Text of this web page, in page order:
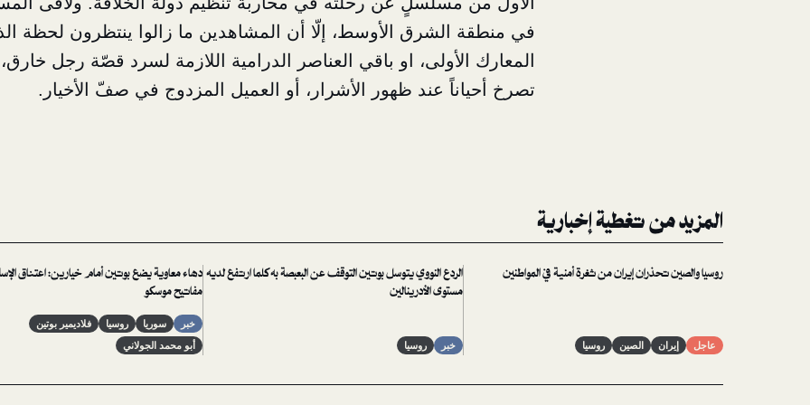
في منطقة الشرق الأوسط، إلّا أن المشاهدين ما زالوا ينتظرون لحظة
المعارك الأولى، او باقي العناصر الدرامية اللازمة لسرد قصّة رجل
تصرخ أحياناً عند ظهور الأشرار، أو العميل المزدوج في صفّ الأخيار.
المزيد من تغطية إخبارية
روسيا والصين تحذران إيران من ثغرة أمنية في المواطنين
عاجل إيران الصين روسيا
الردع النووي يتوسل بوتين التوقف عن البعبصة به كلما ارتفع لديه
مستوى الأدرينالين
خبر روسيا
دهاء معاوية يضع بوتين أمام خيارين: اعتناق
مفاتيح موسكو
خبر سوريا روسيا
فلاديمير بوتين
أبو محمد الجولاني